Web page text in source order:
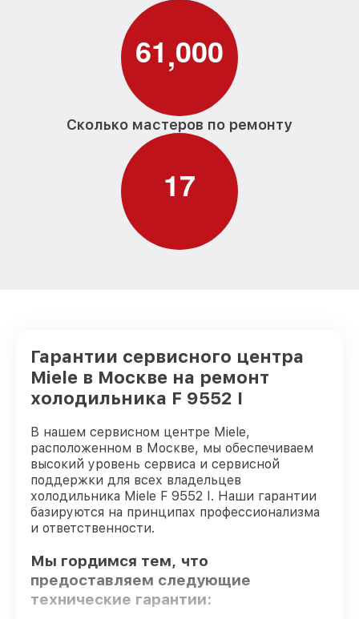
61,000
Сколько мастеров по ремонту
17
Гарантии сервисного центра
Miele в Москве на ремонт
холодильника F 9552 I
В нашем сервисном центре Miele,
расположенном в Москве, мы обеспечиваем
высокий уровень сервиса и сервисной
поддержки для всех владельцев
холодильника Miele F 9552 I. Наши гарантии
базируются на принципах профессионализма
и ответственности.
Мы гордимся тем, что
предоставляем следующие
технические гарантии: